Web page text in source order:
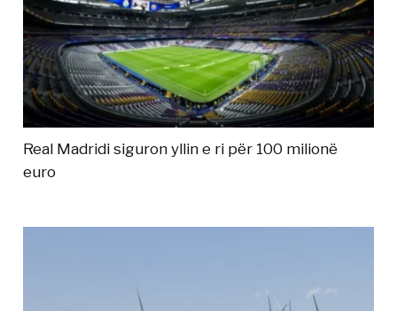
Real Madridi siguron yllin e ri për 100 milionë
euro